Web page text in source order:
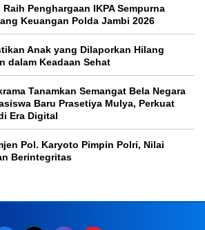
Penghargaan IKPA Sempurna
Keuangan Polda Jambi 2026
Anak yang Dilaporkan Hilang
dalam Keadaan Sehat
Tanamkan Semangat Bela Negara
Baru Prasetiya Mulya, Perkuat
Era Digital
Pol. Karyoto Pimpin Polri, Nilai
Berintegritas